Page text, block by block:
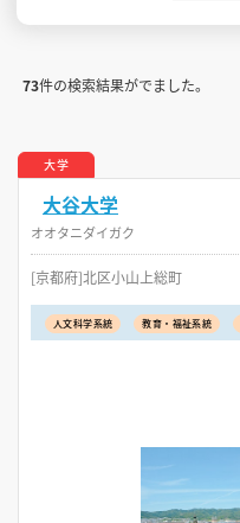
73件の検索結果がでました。
大学
大谷大学
オオタニダイガク
[京都府]北区小山上総町
人文科学系統 教育・福祉系統